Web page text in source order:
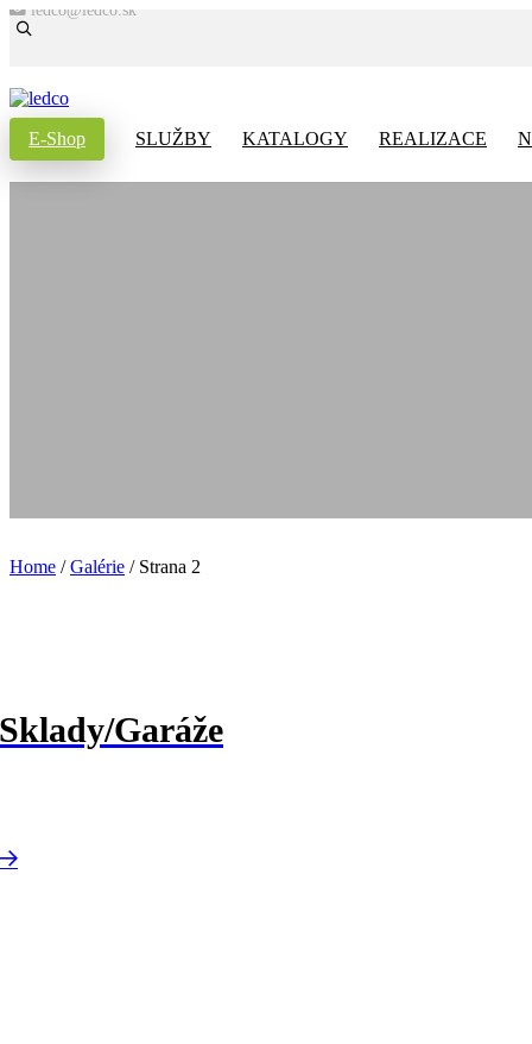
ledco@ledco.sk
E-Shop SLUŽBY KATALOGY REALIZACE
Home /Galérie / Strana 2
Garáže